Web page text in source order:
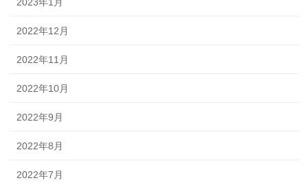
2022年12月
2022年11月
2022年10月
2022年9月
2022年8月
2022年7月